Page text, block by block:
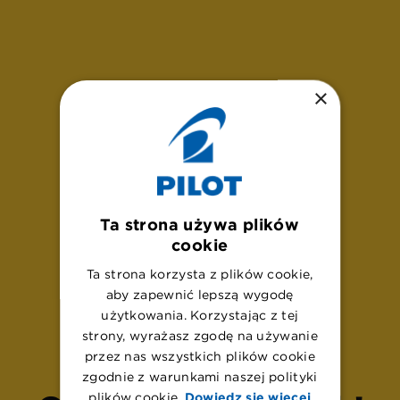
Ups!
×
Ta strona używa plików
cookie
Ta strona korzysta z plików cookie,
aby zapewnić lepszą wygodę
użytkowania. Korzystając z tej
strony, wyrażasz zgodę na używanie
przez nas wszystkich plików cookie
zgodnie z warunkami naszej polityki